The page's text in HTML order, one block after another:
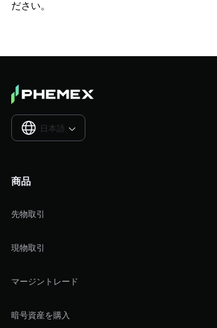
ださい。
日本語 
商品
先物取引
現物取引
マージントレード
暗号資産を購入